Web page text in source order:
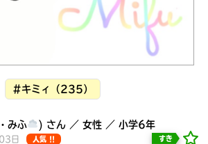
#キミィ（235）
みふ ) さん ／ 女性 ／ 小学6年
日 人気 !! すき